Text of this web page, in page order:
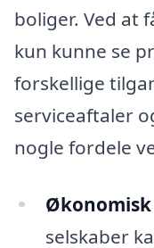
boliger. Ved at
kun kunne se
forskellige
serviceaftaler
nogle fordele
selskaber